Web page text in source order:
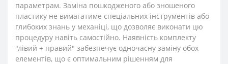
параметрам. Заміна пошкодженого або зношеного
пластику не вимагатиме спеціальних інструментів або
глибоких знань у механіці, що дозволяє виконати цю
процедуру навіть самостійно. Наявність комплекту
"лівий + правий" забезпечує одночасну заміну обох
елементів, що є оптимальним рішенням для